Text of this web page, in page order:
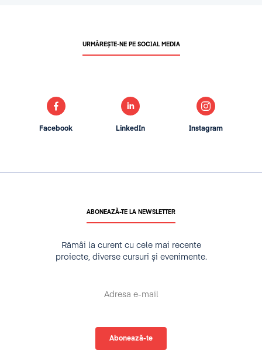
ABONEAZĂ-TE LA NEWSLETTER
Rămâi la curent cu cele mai recente
proiecte, diverse cursuri și evenimente.
URMĂREȘTE-NE PE SOCIAL MEDIA
Facebook LinkedIn Instagram